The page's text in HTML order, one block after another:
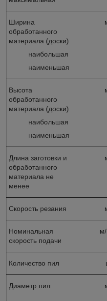
Ширина
обработанного
материала (доски)
наибольшая
наименьшая
Высота
обработанного
материала (доски)
наибольшая
наименьшая
Длина заготовки и
обработанного
материала не
менее
Скорость резания
Номинальная
скорость подачи
Количество пил
Диаметр пил